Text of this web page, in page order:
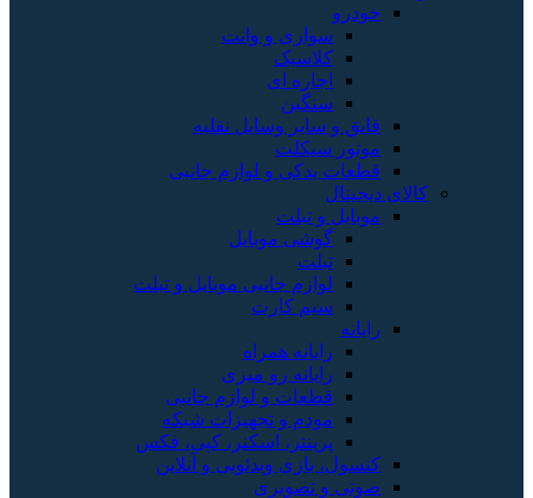
خودرو
سواری و وانت
کلاسیک
اجاره ای
سنگین
قایق و سایر وسایل نقلیه
موتور سیکلت
قطعات یدکی و لوازم جانبی
کالای دیجیتال
موبایل و تبلت
گوشی موبایل
تبلت
لوازم جانبی موبایل و تبلت
سیم کارت
رایانه
رایانه همراه
رایانه رو میزی
قطعات و لوازم جانبی
مودم و تجهیزات شبکه
پرینتر، اسکنر، کپی، فکس
کنسول، بازی‌ ویدئویی و آنلاین
صوتی و تصویری